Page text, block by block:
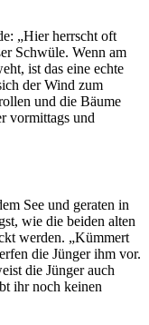
„Hier herrscht oft
Schwüle. Wenn am
ist das eine echte
der Wind zum
und die Bäume
vormittags und
See und geraten in
wie die beiden alten
werden. „Kümmert
die Jünger ihm vor.
die Jünger auch
ihr noch keinen